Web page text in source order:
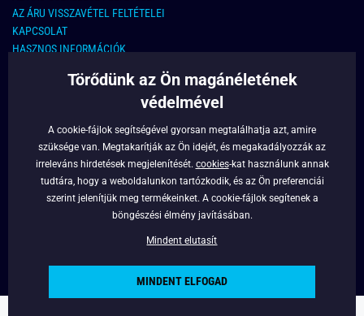
AZ ÁRU VISSZAVÉTEL FELTÉTELEI
KAPCSOLAT
HASZNOS INFORMÁCIÓK
KAPCSOLAT
info@legyferfi.hu
FONTOS INFORMÁCIÓK
RÓLUNK
Törődünk az Ön magánéletének
védelmével
A cookie-fájlok segítségével gyorsan megtalálhatja azt, amire
szüksége van. Megtakarítják az Ön idejét, és megakadályozzák az
irreleváns hirdetések megjelenítését. cookies-kat használunk annak
tudtára, hogy a weboldalunkon tartózkodik, és az Ön preferenciái
szerint jelenítjük meg termékeinket. A cookie-fájlok segítenek a
böngészési élmény javításában.
Mindent elutasít
MINDENT ELFOGAD